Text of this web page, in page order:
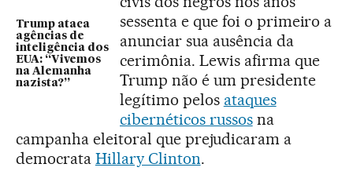
Trump ataca
agências de
inteligência dos
EUA: “Vivemos
na Alemanha
nazista?”
sessenta e que foi o primeiro a
anunciar sua ausência da
cerimônia. Lewis afirma que
Trump não é um presidente
legítimo pelos ataques
cibernéticos russosna
campanha eleitoral que prejudicaram a
democrata Hillary Clinton.